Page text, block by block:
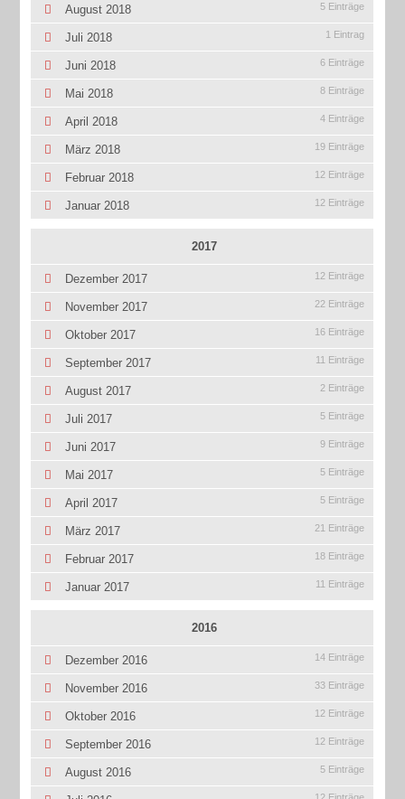
August 2018 5 Einträge
Juli 2018 1 Eintrag
Juni 2018 6 Einträge
Mai 2018 8 Einträge
April 2018 4 Einträge
März 2018 19 Einträge
Februar 2018 12 Einträge
Januar 2018 12 Einträge
2017
Dezember 2017 12 Einträge
November 2017 22 Einträge
Oktober 2017 16 Einträge
September 2017 11 Einträge
August 2017 2 Einträge
Juli 2017 5 Einträge
Juni 2017 9 Einträge
Mai 2017 5 Einträge
April 2017 5 Einträge
März 2017 21 Einträge
Februar 2017 18 Einträge
Januar 2017 11 Einträge
2016
Dezember 2016 14 Einträge
November 2016 33 Einträge
Oktober 2016 12 Einträge
September 2016 12 Einträge
August 2016 5 Einträge